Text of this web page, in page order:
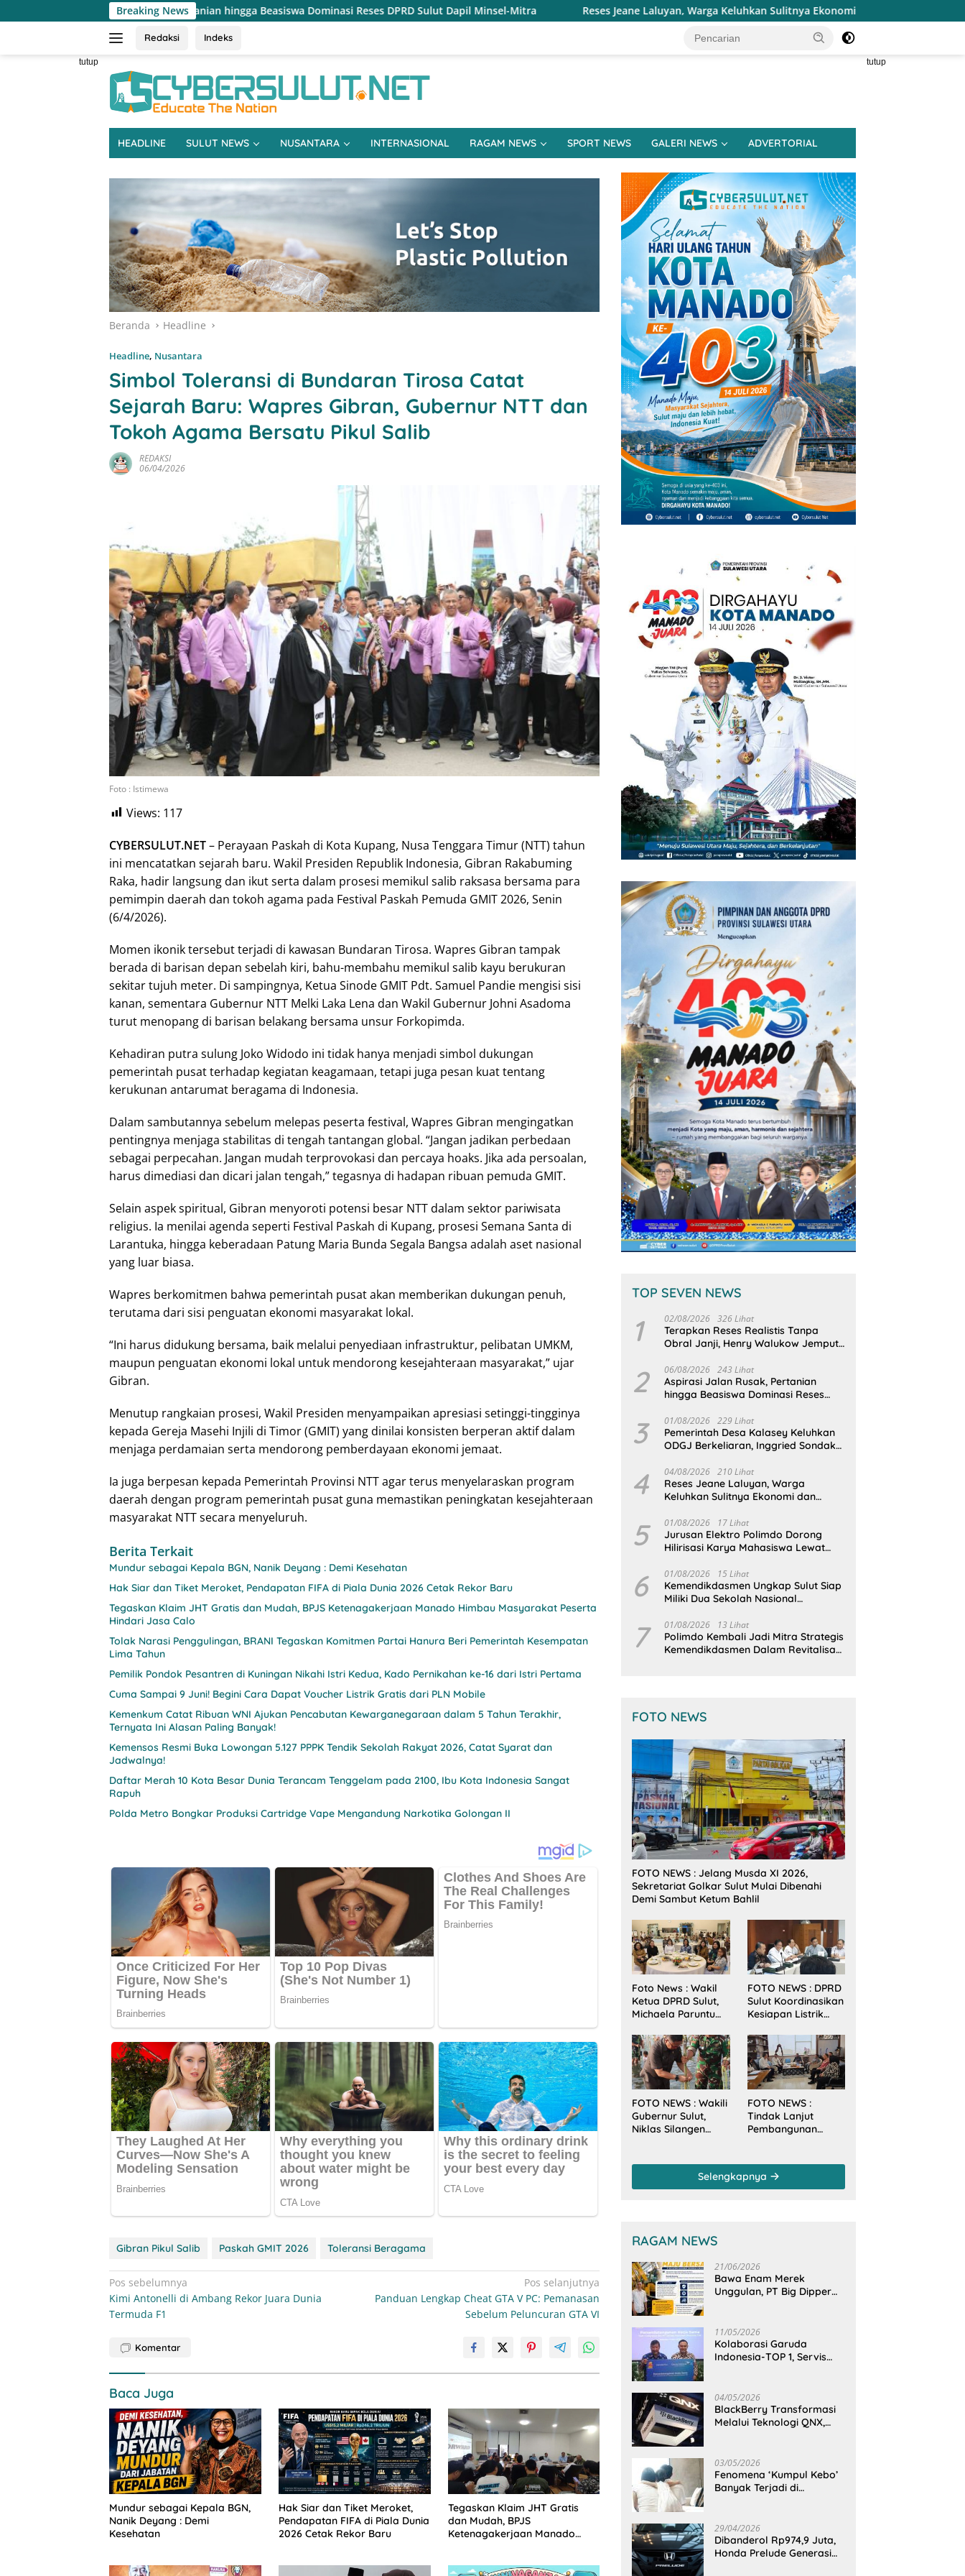
ke
Breaking News
Pertanian hingga Beasiswa Dominasi Reses DPRD Sulut Dapil Minsel-Mitra Reses Jeane Laluyan, Warga Keluhkan Sulitnya Ekonomi dan Akses Pasar UMKM
Redaksi Indeks
tutup tutup
HEADLINE SULUT NEWS NUSANTARA INTERNASIONAL RAGAM NEWS SPORT NEWS GALERI NEWS ADVERTORIAL
Beranda Headline
Headline, Nusantara
Simbol Toleransi di Bundaran Tirosa Catat
Sejarah Baru: Wapres Gibran, Gubernur NTT dan
Tokoh Agama Bersatu Pikul Salib
REDAKSI
06/04/2026
Foto : Istimewa
Views: 117
CYBERSULUT.NET– Perayaan Paskah di Kota Kupang, Nusa Tenggara Timur (NTT) tahun
ini mencatatkan sejarah baru. Wakil Presiden Republik Indonesia, Gibran Rakabuming
Raka, hadir langsung dan ikut serta dalam prosesi memikul salib raksasa bersama para
pemimpin daerah dan tokoh agama pada Festival Paskah Pemuda GMIT 2026, Senin
(6/4/2026).
Momen ikonik tersebut terjadi di kawasan Bundaran Tirosa. Wapres Gibran tampak
berada di barisan depan sebelah kiri, bahu-membahu memikul salib kayu berukuran
sekitar tujuh meter. Di sampingnya, Ketua Sinode GMIT Pdt. Samuel Pandie mengisi sisi
kanan, sementara Gubernur NTT Melki Laka Lena dan Wakil Gubernur Johni Asadoma
turut menopang di barisan belakang bersama unsur Forkopimda.
Kehadiran putra sulung Joko Widodo ini tidak hanya menjadi simbol dukungan
pemerintah pusat terhadap kegiatan keagamaan, tetapi juga pesan kuat tentang
kerukunan antarumat beragama di Indonesia.
Dalam sambutannya sebelum melepas peserta festival, Wapres Gibran mengingatkan
pentingnya menjaga stabilitas di tengah tantangan global. “Jangan jadikan perbedaan
sebagai perpecahan. Jangan mudah terprovokasi dan percaya hoaks. Jika ada persoalan,
harus dimediasi dan dicari jalan tengah,” tegasnya di hadapan ribuan pemuda GMIT.
Selain aspek spiritual, Gibran menyoroti potensi besar NTT dalam sektor pariwisata
religius. Ia menilai agenda seperti Festival Paskah di Kupang, prosesi Semana Santa di
Larantuka, hingga keberadaan Patung Maria Bunda Segala Bangsa adalah aset nasional
yang luar biasa.
Wapres berkomitmen bahwa pemerintah pusat akan memberikan dukungan penuh,
terutama dari sisi penguatan ekonomi masyarakat lokal.
“Ini harus didukung bersama, baik melalui penyediaan infrastruktur, pelibatan UMKM,
maupun penguatan ekonomi lokal untuk mendorong kesejahteraan masyarakat,” ujar
Gibran.
Menutup rangkaian prosesi, Wakil Presiden menyampaikan apresiasi setinggi-tingginya
kepada Gereja Masehi Injili di Timor (GMIT) yang dinilai konsisten berperan aktif dalam
menjaga perdamaian serta mendorong pemberdayaan ekonomi jemaat.
Ia juga berpesan kepada Pemerintah Provinsi NTT agar terus menyelaraskan program
daerah dengan program pemerintah pusat guna memastikan peningkatan kesejahteraan
masyarakat NTT secara menyeluruh.
Berita Terkait
Mundur sebagai Kepala BGN, Nanik Deyang : Demi Kesehatan
Hak Siar dan Tiket Meroket, Pendapatan FIFA di Piala Dunia 2026 Cetak Rekor Baru
Tegaskan Klaim JHT Gratis dan Mudah, BPJS Ketenagakerjaan Manado Himbau Masyarakat Peserta
Hindari Jasa Calo
Tolak Narasi Penggulingan, BRANI Tegaskan Komitmen Partai Hanura Beri Pemerintah Kesempatan
Lima Tahun
Pemilik Pondok Pesantren di Kuningan Nikahi Istri Kedua, Kado Pernikahan ke-16 dari Istri Pertama
Cuma Sampai 9 Juni! Begini Cara Dapat Voucher Listrik Gratis dari PLN Mobile
Kemenkum Catat Ribuan WNI Ajukan Pencabutan Kewarganegaraan dalam 5 Tahun Terakhir,
Ternyata Ini Alasan Paling Banyak!
Kemensos Resmi Buka Lowongan 5.127 PPPK Tendik Sekolah Rakyat 2026, Catat Syarat dan
Jadwalnya!
Daftar Merah 10 Kota Besar Dunia Terancam Tenggelam pada 2100, Ibu Kota Indonesia Sangat
Rapuh
Polda Metro Bongkar Produksi Cartridge Vape Mengandung Narkotika Golongan II
Gibran Pikul Salib Paskah GMIT 2026 Toleransi Beragama
Navigasi
pos
Pos sebelumnya
Kimi Antonelli di Ambang Rekor Juara Dunia
Termuda F1
Pos selanjutnya
Panduan Lengkap Cheat GTA V PC: Pemanasan
Sebelum Peluncuran GTA VI
Komentar
Baca Juga
Mundur sebagai Kepala BGN,
Nanik Deyang : Demi
Kesehatan
Hak Siar dan Tiket Meroket,
Pendapatan FIFA di Piala Dunia
2026 Cetak Rekor Baru
Tegaskan Klaim JHT Gratis
dan Mudah, BPJS
Ketenagakerjaan Manado
TOP SEVEN NEWS
1 02/08/2026 326 Lihat
Terapkan Reses Realistis Tanpa
Obral Janji, Henry Walukow Jemput
Desa
2 06/08/2026 243 Lihat
Aspirasi Jalan Rusak, Pertanian
hingga Beasiswa Dominasi Reses
3 01/08/2026 229 Lihat
Pemerintah Desa Kalasey Keluhkan
ODGJ Berkeliaran, Inggried Sondakh
4 04/08/2026 210 Lihat
Reses Jeane Laluyan, Warga
Keluhkan Sulitnya Ekonomi dan
5 01/08/2026 17 Lihat
Jurusan Elektro Polimdo Dorong
Hilirisasi Karya Mahasiswa Lewat
6 01/08/2026 15 Lihat
Kemendikdasmen Ungkap Sulut Siap
Miliki Dua Sekolah Nasional
7 01/08/2026 13 Lihat
Polimdo Kembali Jadi Mitra Strategis
Kemendikdasmen Dalam Revitalisasi
FOTO NEWS
FOTO NEWS : Jelang Musda XI 2026,
Sekretariat Golkar Sulut Mulai Dibenahi
Demi Sambut Ketum Bahlil
Foto News : Wakil
Ketua DPRD Sulut,
Michaela Paruntu
Makan Malam
Gubernur Sulut
Bersama
Wamenkes RI
FOTO NEWS : DPRD
Sulut Koordinasikan
Kesiapan Listrik
Tahun Baru 2026
FOTO NEWS : Wakili
Gubernur Sulut,
Niklas Silangen
Desa Arakan Minsel
FOTO NEWS :
Tindak Lanjut
Pembangunan
Sulut Sambangi
Dirjen SDA
Selengkapnya
RAGAM NEWS
21/06/2026
Bawa Enam Merek
Unggulan, PT Big Dipper
Pasar di Sulawesi Utara
11/05/2026
Kolaborasi Garuda
Indonesia-TOP 1, Servis
04/05/2026
BlackBerry Transformasi
Melalui Teknologi QNX,
Otomotif
03/05/2026
Fenomena ‘Kumpul Kebo’
Banyak Terjadi di
di Kota Manado
29/04/2026
Dibanderol Rp974,9 Juta,
Honda Prelude Generasi